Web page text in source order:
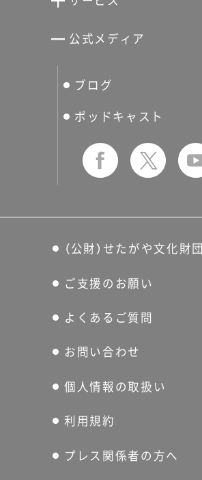
分館スケジュール
せたおん
せたがやアーツカード
友の会
公式メディア
ブログ
ポッドキャスト
（公財）せたがや文化財団
ご支援のお願い
よくあるご質問
お問い合わせ
個人情報の取扱い
利用規約
プレス関係者の方へ